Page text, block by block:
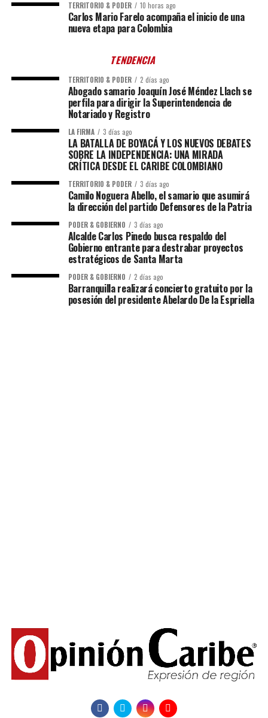
TERRITORIO & PODER 10 horas ago
Carlos Mario Farelo acompaña el inicio de una
nueva etapa para Colombia
TENDENCIA
TERRITORIO & PODER 2 días ago
Abogado samario Joaquín José Méndez Llach se
perfila para dirigir la Superintendencia de
Notariado y Registro
LA FIRMA 3 días ago
LA BATALLA DE BOYACÁ Y LOS NUEVOS DEBATES
SOBRE LA INDEPENDENCIA: UNA MIRADA
CRÍTICA DESDE EL CARIBE COLOMBIANO
TERRITORIO & PODER 3 días ago
Camilo Noguera Abello, el samario que asumirá
la dirección del partido Defensores de la Patria
PODER & GOBIERNO 3 días ago
Alcalde Carlos Pinedo busca respaldo del
Gobierno entrante para destrabar proyectos
estratégicos de Santa Marta
PODER & GOBIERNO 2 días ago
Barranquilla realizará concierto gratuito por la
posesión del presidente Abelardo De la Espriella